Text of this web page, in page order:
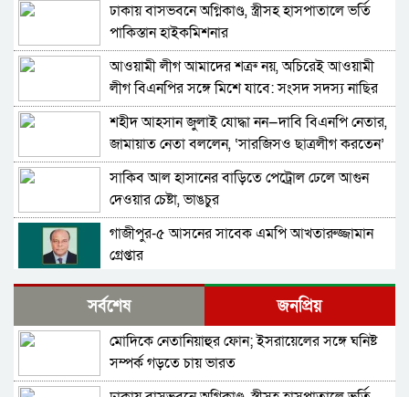
ঢাকায় বাসভবনে অগ্নিকাণ্ড, স্ত্রীসহ হাসপাতালে ভর্তি
পাকিস্তান হাইকমিশনার
আওয়ামী লীগ আমাদের শত্রু নয়, অচিরেই আওয়ামী
লীগ বিএনপির সঙ্গে মিশে যাবে: সংসদ সদস্য নাছির
শহীদ আহসান জুলাই যোদ্ধা নন—দাবি বিএনপি নেতার,
জামায়াত নেতা বললেন, ‘সারজিসও ছাত্রলীগ করতেন’
সাকিব আল হাসানের বাড়িতে পেট্রোল ঢেলে আগুন
দেওয়ার চেষ্টা, ভাঙচুর
গাজীপুর-৫ আসনের সাবেক এমপি আখতারুজ্জামান
গ্রেপ্তার
ফেনীর পুলিশ সুপার; যত কিছুই করি না কেন, কারোরই
মন রক্ষা করতে পারি না
জুলাই গণঅভ্যুত্থান দিবসে হবিগঞ্জে শহীদদের প্রতি
জেলা পুলিশের শ্রদ্ধা
সর্বশেষ জনপ্রিয়
মোদিকে নেতানিয়াহুর ফোন; ইসরায়েলের সঙ্গে ঘনিষ্ট
সম্পর্ক গড়তে চায় ভারত